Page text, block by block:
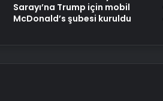
Sarayı’na Trump için mobil
McDonald’s şubesi kuruldu